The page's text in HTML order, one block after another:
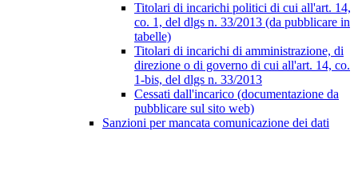
Titolari di incarichi politici di cui all'art. 14,
co. 1, del dlgs n. 33/2013 (da pubblicare in
tabelle)
Titolari di incarichi di amministrazione, di
direzione o di governo di cui all'art. 14, co.
1-bis, del dlgs n. 33/2013
Cessati dall'incarico (documentazione da
pubblicare sul sito web)
Sanzioni per mancata comunicazione dei dati